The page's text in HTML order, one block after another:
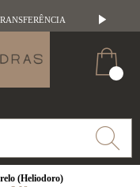
(Heliodoro)